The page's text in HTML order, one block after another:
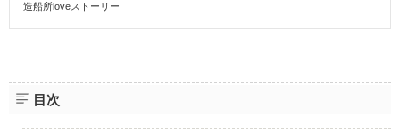
造船所loveストーリー
目次